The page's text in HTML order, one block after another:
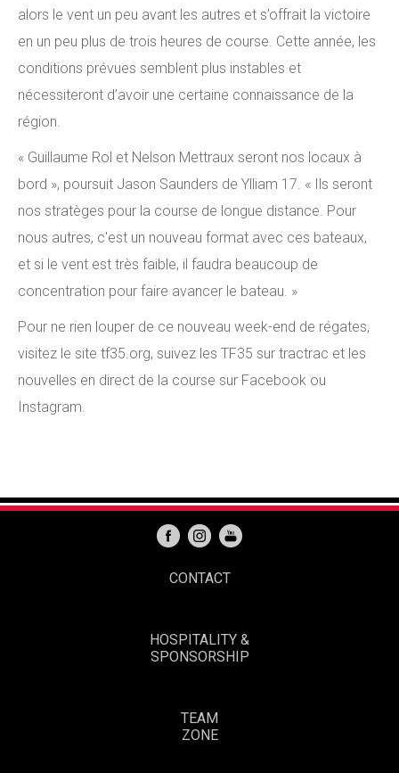
alors le vent un peu avant les autres et s’offrait la victoire
en un peu plus de trois heures de course. Cette année, les
conditions prévues semblent plus instables et
nécessiteront d’avoir une certaine connaissance de la
région.
« Guillaume Rol et Nelson Mettraux seront nos locaux à
bord », poursuit Jason Saunders de Ylliam 17. « Ils seront
nos stratèges pour la course de longue distance. Pour
nous autres, c'est un nouveau format avec ces bateaux,
et si le vent est très faible, il faudra beaucoup de
concentration pour faire avancer le bateau. »
Pour ne rien louper de ce nouveau week-end de régates,
visitez le site tf35.org, suivez les TF35 sur tractrac et les
nouvelles en direct de la course sur Facebook ou
Instagram.
CONTACT
HOSPITALITY &
SPONSORSHIP
TEAM
ZONE